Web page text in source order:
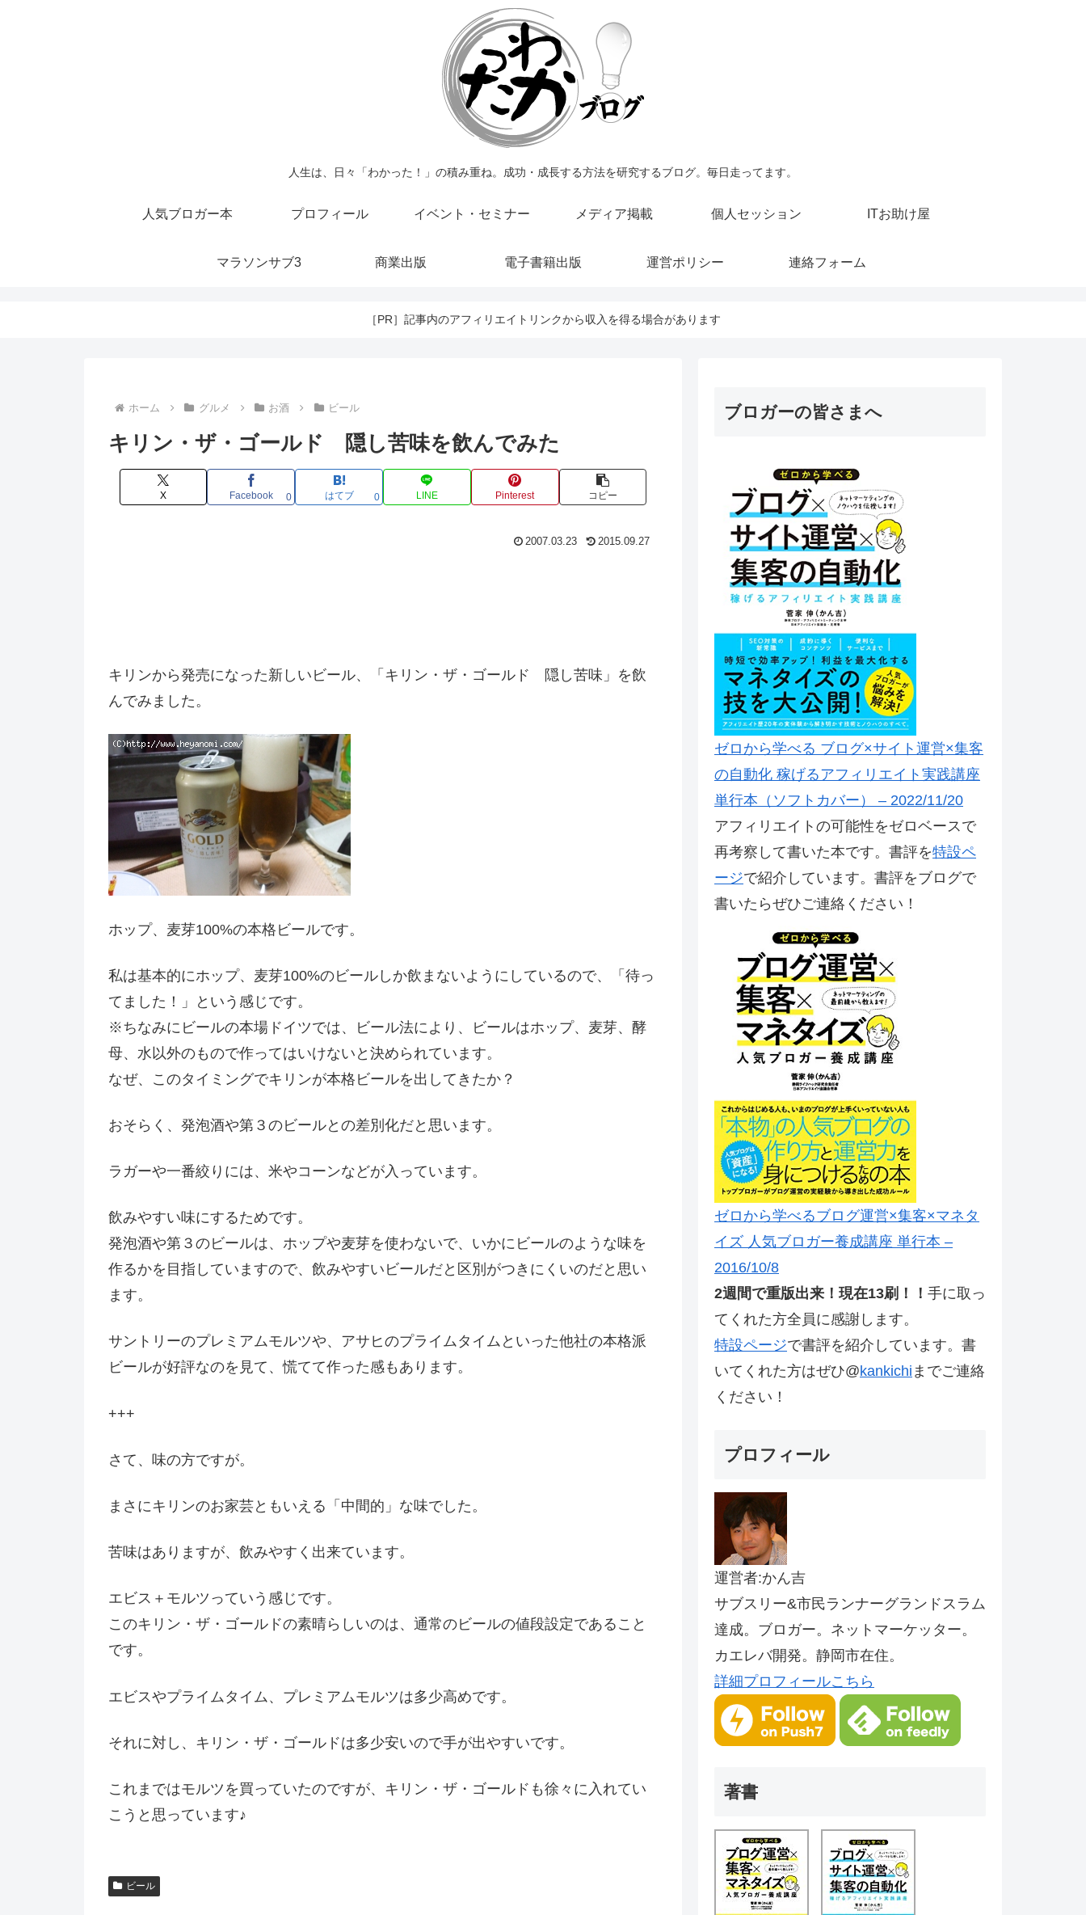
人生は、日々「わかった！」の積み重ね。成功・成長する方法を研究するブログ。毎日走ってます。
人気ブロガー本 プロフィール イベント・セミナー メディア掲載 個人セッション ITお助け屋
マラソンサブ3 商業出版 電子書籍出版 運営ポリシー 連絡フォーム
［PR］記事内のアフィリエイトリンクから収入を得る場合があります
ホーム グルメ お酒 ビール
キリン・ザ・ゴールド 隠し苦味を飲んでみた
X Facebook 0 はてブ 0 LINE Pinterest コピー
2007.03.23 2015.09.27
キリンから発売になった新しいビール、「キリン・ザ・ゴールド 隠し苦味」を飲
んでみました。
ホップ、麦芽100%の本格ビールです。
私は基本的にホップ、麦芽100%のビールしか飲まないようにしているので、「待っ
てました！」という感じです。
※ちなみにビールの本場ドイツでは、ビール法により、ビールはホップ、麦芽、酵
母、水以外のもので作ってはいけないと決められています。
なぜ、このタイミングでキリンが本格ビールを出してきたか？
おそらく、発泡酒や第３のビールとの差別化だと思います。
ラガーや一番絞りには、米やコーンなどが入っています。
飲みやすい味にするためです。
発泡酒や第３のビールは、ホップや麦芽を使わないで、いかにビールのような味を
作るかを目指していますので、飲みやすいビールだと区別がつきにくいのだと思い
ます。
サントリーのプレミアムモルツや、アサヒのプライムタイムといった他社の本格派
ビールが好評なのを見て、慌てて作った感もあります。
+++
さて、味の方ですが。
まさにキリンのお家芸ともいえる「中間的」な味でした。
苦味はありますが、飲みやすく出来ています。
エビス＋モルツっていう感じです。
このキリン・ザ・ゴールドの素晴らしいのは、通常のビールの値段設定であること
です。
エビスやプライムタイム、プレミアムモルツは多少高めです。
それに対し、キリン・ザ・ゴールドは多少安いので手が出やすいです。
これまではモルツを買っていたのですが、キリン・ザ・ゴールドも徐々に入れてい
こうと思っています♪
ビール
ブロガーの皆さまへ
ゼロから学べる ブログ×サイト運営×集客
の自動化 稼げるアフィリエイト実践講座
単行本（ソフトカバー） – 2022/11/20
アフィリエイトの可能性をゼロベースで
再考察して書いた本です。書評を特設ペ
ージで紹介しています。書評をブログで
書いたらぜひご連絡ください！
ゼロから学べるブログ運営×集客×マネタ
イズ 人気ブロガー養成講座 単行本 –
2016/10/8
2週間で重版出来！現在13刷！！ 手に取っ
てくれた方全員に感謝します。
特設ページで書評を紹介しています。書
いてくれた方はぜひ@kankichi までご連絡
ください！
プロフィール
運営者:かん吉
サブスリー&市民ランナーグランドスラム
達成。ブロガー。ネットマーケッター。
カエレバ開発。静岡市在住。
詳細プロフィールこちら
著書